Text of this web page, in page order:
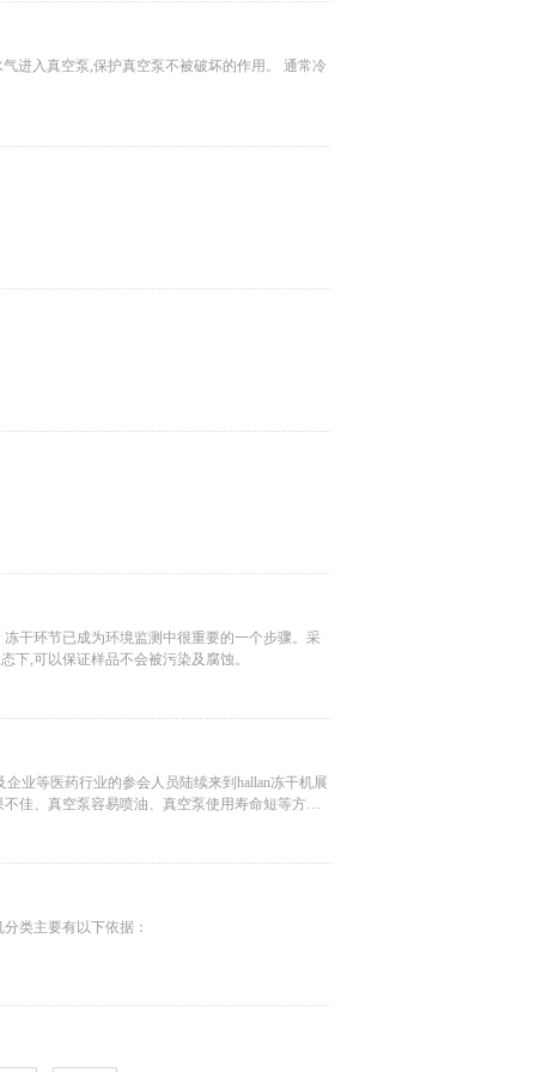
空泵,保护真空泵不被破坏的作用。 通常冷
干环节已成为环境监测中很重要的一个步骤。采
下,可以保证样品不会被污染及腐蚀。
业等医药行业的参会人员陆续来到hallan冻干机展
佳、真空泵容易喷油、真空泵使用寿命短等方面
类主要有以下依据：